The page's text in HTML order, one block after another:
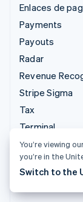
Enlaces de
Payments
Payouts
Radar
Revenue
Stripe Sigma
Tax
Terminal
Treasury
You’re viewing
you’re in the
Switch to the